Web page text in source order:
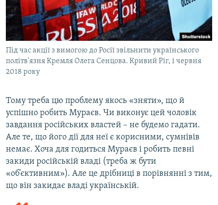
Під час акції з вимогою до Росії звільнити українського
політв'язня Кремля Олега Сенцова. Кривий Ріг, 1 червня
2018 року
Тому треба цю проблему якось «зняти», що й
успішно робить Мураєв. Чи виконує цей чоловік
завдання російських властей – не будемо гадати.
Але те, що його дії для неї є корисними, сумнівів
немає. Хоча для годиться Мураєв і робить певні
закиди російській владі (треба ж бути
«об’єктивним»). Але це дрібниці в порівнянні з тим,
що він закидає владі українській.